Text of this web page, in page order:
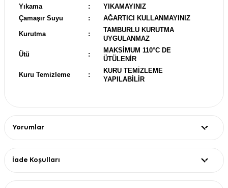
Yıkama
:
YIKAMAYINIZ
Çamaşır Suyu
: AĞARTICI KULLANMAYINIZ
Kurutma :
TAMBURLU KURUTMA
UYGULANMAZ
Ütü :
MAKSİMUM 110°C DE
ÜTÜLENİR
Kuru Temizleme :
KURU TEMİZLEME
YAPILABİLİR
Yorumlar
İade Koşulları